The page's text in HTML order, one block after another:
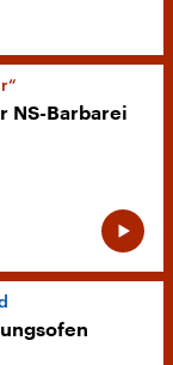
NS-Barbarei